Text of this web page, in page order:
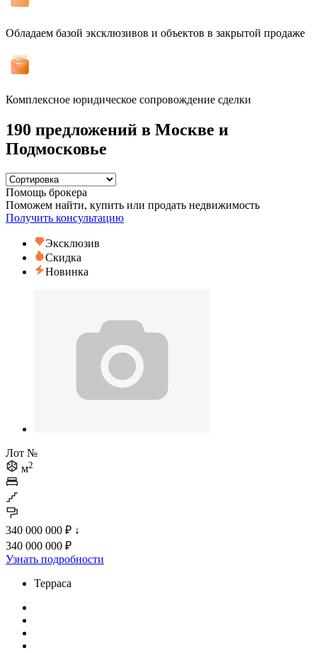
Обладаем базой эксклюзивов и объектов в закрытой продаже
Комплексное юридическое сопровождение сделки
190 предложений в Москве и
Подмосковье
Помощь брокера
Поможем найти, купить или продать недвижимость
Получить консультацию
Эксклюзив
Скидка
Новинка
Лот №
м2
340 000 000 ₽ ↓
340 000 000 ₽
Узнать подробности
Терраса